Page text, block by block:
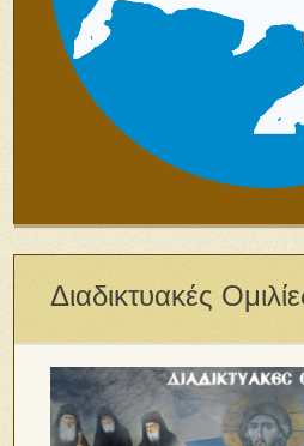
Διαδικτυακές